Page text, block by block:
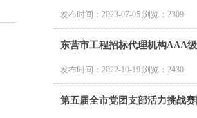
发布时间：2023-07-05 浏览：2309
东营市工程招标代理机构AAA
发布时间：2022-10-19 浏览：2430
第五届全市党团支部活力挑战